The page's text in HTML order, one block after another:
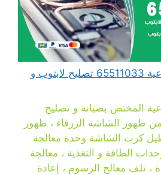
مهندس كمبيوتر الضباعية 65511033 تصليح لابتوب و
المختص بصيانة و تصليح
ظهور الشاشة الزرقاء ، ظهور
كرت الشاشة وحدة معالجة
الطاقة و التغذية ، معالجة
، تلف معالج الرسوم ، إعادة